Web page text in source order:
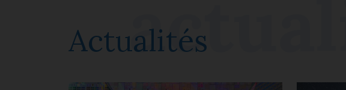
Actualités